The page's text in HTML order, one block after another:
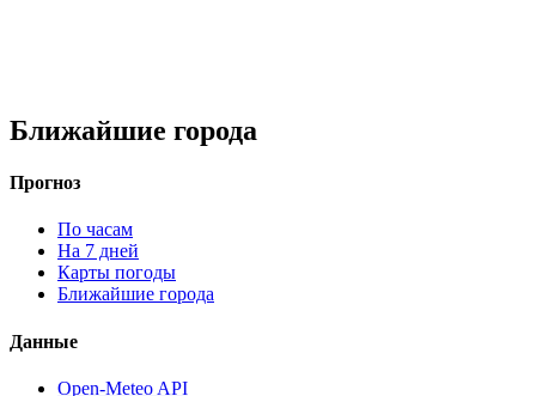
Ближайшие города
Прогноз
По часам
На 7 дней
Карты погоды
Ближайшие города
Данные
Open-Meteo API